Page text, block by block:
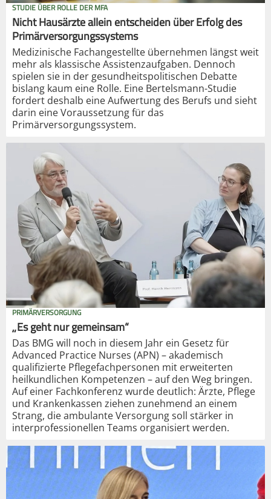
STUDIE ÜBER ROLLE DER MFA
Nicht Hausärzte allein entscheiden über Erfolg des
Primärversorgungssystems
Medizinische Fachangestellte übernehmen längst weit
mehr als klassische Assistenzaufgaben. Dennoch
spielen sie in der gesundheitspolitischen Debatte
bislang kaum eine Rolle. Eine Bertelsmann-Studie
fordert deshalb eine Aufwertung des Berufs und sieht
darin eine Voraussetzung für das
Primärversorgungssystem.
PRIMÄRVERSORGUNG
„Es geht nur gemeinsam“
Das BMG will noch in diesem Jahr ein Gesetz für
Advanced Practice Nurses (APN) – akademisch
qualifizierte Pflegefachpersonen mit erweiterten
heilkundlichen Kompetenzen – auf den Weg bringen.
Auf einer Fachkonferenz wurde deutlich: Ärzte, Pflege
und Krankenkassen ziehen zunehmend an einem
Strang, die ambulante Versorgung soll stärker in
interprofessionellen Teams organisiert werden.